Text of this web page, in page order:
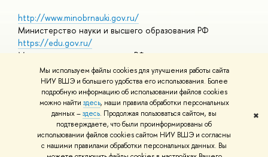
Мы используем файлы cookies для улучшения работы сайта
НИУ ВШЭ и большего удобства его использования. Более
подробную информацию об использовании файлов cookies
можно найти здесь, наши правила обработки персональных
данных –здесь. Продолжая пользоваться сайтом, вы
подтверждаете, что были проинформированы об
использовании файлов cookies сайтом НИУ ВШЭ и согласны
с нашими правилами обработки персональных данных. Вы
✖
http://www.minobrnauki.gov.ru/
Министерство науки и высшего образования РФ
https://edu.gov.ru/
Министерство просвещения РФ
https://elearning.hse.ru/mooc
Массовые открытые онлайн-курсы
© НИУ ВШЭ 1993–2026 Адреса и контактыУсловия
использования материалов Политика конфиденциальности
Шрифты HSE Sans и HSE Slab разработаны вШколе дизайна НИУ